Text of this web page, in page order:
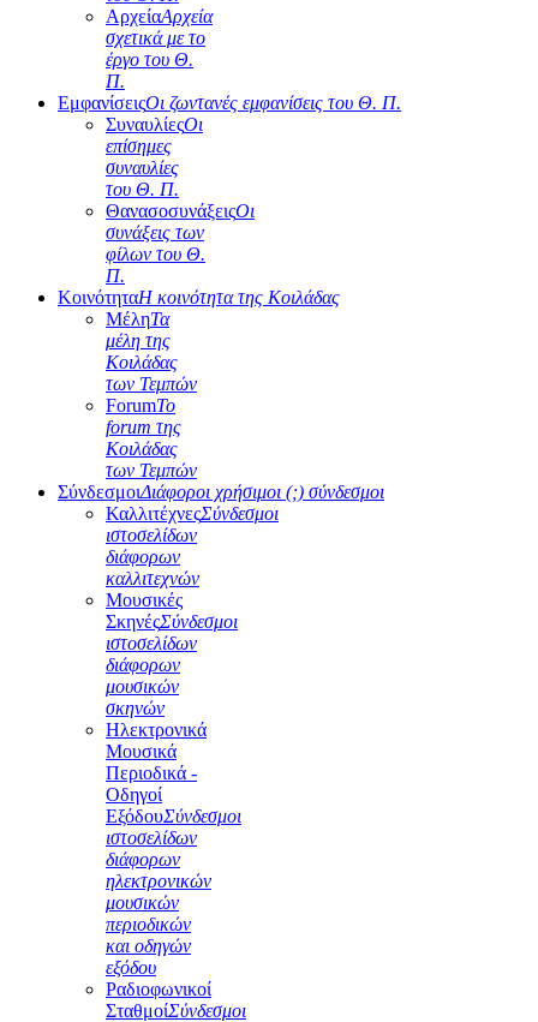
ΑρχείαΑρχεία
σχετικά με το
έργο του Θ.
Π.
ΕμφανίσειςΟι ζωντανές εμφανίσεις του Θ. Π.
ΣυναυλίεςΟι
επίσημες
συναυλίες
του Θ. Π.
ΘανασοσυνάξειςΟι
συνάξεις των
φίλων του Θ.
Π.
ΚοινότηταΗ κοινότητα της Κοιλάδας
ΜέληΤα
μέλη της
Κοιλάδας
των Τεμπών
ForumΤο
forum της
Κοιλάδας
των Τεμπών
ΣύνδεσμοιΔιάφοροι χρήσιμοι (;) σύνδεσμοι
ΚαλλιτέχνεςΣύνδεσμοι
ιστοσελίδων
διάφορων
καλλιτεχνών
Μουσικές
ΣκηνέςΣύνδεσμοι
ιστοσελίδων
διάφορων
μουσικών
σκηνών
Ηλεκτρονικά
Μουσικά
Περιοδικά -
Οδηγοί
ΕξόδουΣύνδεσμοι
ιστοσελίδων
διάφορων
ηλεκτρονικών
μουσικών
περιοδικών
και οδηγών
εξόδου
Ραδιοφωνικοί
ΣταθμοίΣύνδεσμοι